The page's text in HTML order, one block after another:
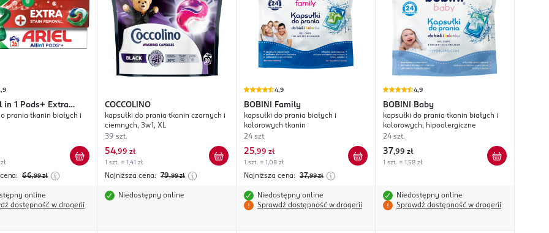
in 1 Pods+ Extra
prania tkanin białych i
66,99 zł
online
dostępność w drogerii
COCCOLINO
kapsułki do prania tkanin czarnych i
ciemnych, 3w1, XL
39 szt.
54,99 zł
1 szt. = 1,41 zł
Najniższa cena: 79,99 zł
Niedostępny online
4,9
BOBINI Family
kapsułki do prania białych i
kolorowych tkanin
24 szt
25,99 zł
1 szt. = 1,08 zł
Najniższa cena: 37,99 zł
Niedostępny online
Sprawdź dostępność w drogerii
4,9
BOBINI Baby
kapsułki do prania tkanin białych i
kolorowych, hipoalergiczne
24 szt.
37,99 zł
1 szt. = 1,58 zł
Niedostępny online
Sprawdź dostępność w drogerii